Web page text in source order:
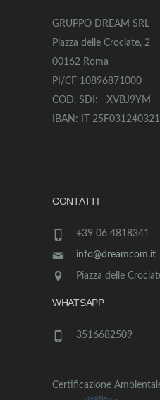
GRUPPO DREAM SRL
Piazza delle Crociate, 2
00162 Roma
PI/CF 10896871000
COD. SDI: XVBJ9YM
IBAN: IT
CONTATTI
+39 06 4818341
info@dreamcom.it
Piazza delle
WHATSAPP
3516682509
Certificazione